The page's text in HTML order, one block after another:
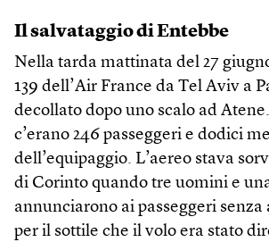
Il salvataggio di Entebbe
Nella tarda mattinata del 27
139 dell’Air France da Tel Aviv a
decollato dopo uno scalo ad
c’erano 246 passeggeri e dodici
dell’equipaggio. L’aereo stava
di Corinto quando tre uomini e
annunciarono ai passeggeri senza
per il sottile che il volo era stato